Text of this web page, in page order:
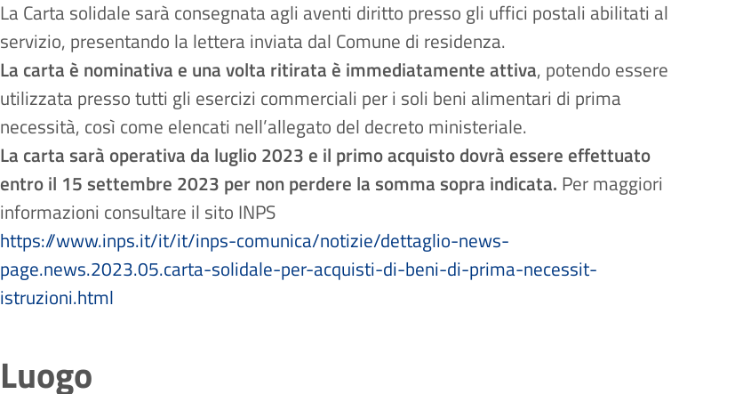
La Carta solidale sarà consegnata agli aventi diritto presso gli uffici postali abilitati al
servizio, presentando la lettera inviata dal Comune di residenza.
La carta è nominativa e una volta ritirata è immediatamente attiva, potendo essere
utilizzata presso tutti gli esercizi commerciali per i soli beni alimentari di prima
necessità, così come elencati nell’allegato del decreto ministeriale.
La carta sarà operativa da luglio 2023 e il primo acquisto dovrà essere effettuato
entro il 15 settembre 2023 per non perdere la somma sopra indicata. Per maggiori
informazioni consultare il sito INPS
https://www.inps.it/it/it/inps-comunica/notizie/dettaglio-news-
page.news.2023.05.carta-solidale-per-acquisti-di-beni-di-prima-necessit-
istruzioni.html
Luogo